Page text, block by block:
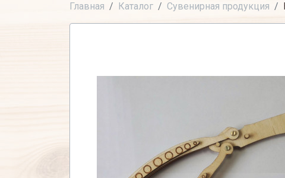
Главная Каталог Сувенирная продукция